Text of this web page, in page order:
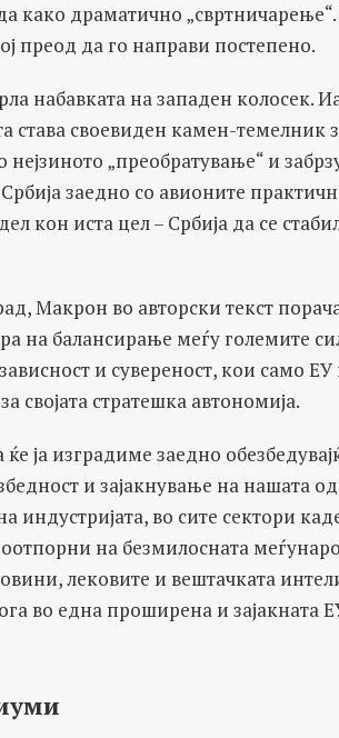
како драматично „свртничарење“.
преод да го направи постепено.
набавката на западен колосек.
става своевиден камен-темелник
„преобратување“ и
заедно со авионите
кон иста цел – Србија да се
Макрон во авторски текст
на балансирање меѓу големите
и сувереност, кои само
својата стратешка автономија.
ја изградиме заедно
и зајакнување на нашата
индустријата, во сите сектори
на безмилосната
лековите и вештачката
во една проширена и зајакната